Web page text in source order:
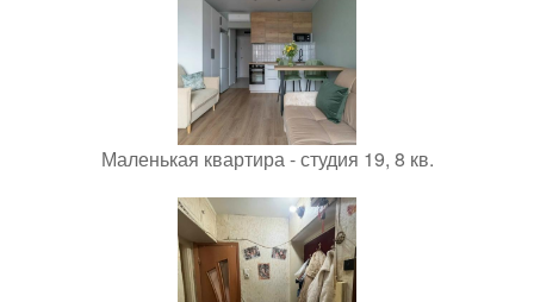
Маленькая квартира - студия 19, 8 кв.